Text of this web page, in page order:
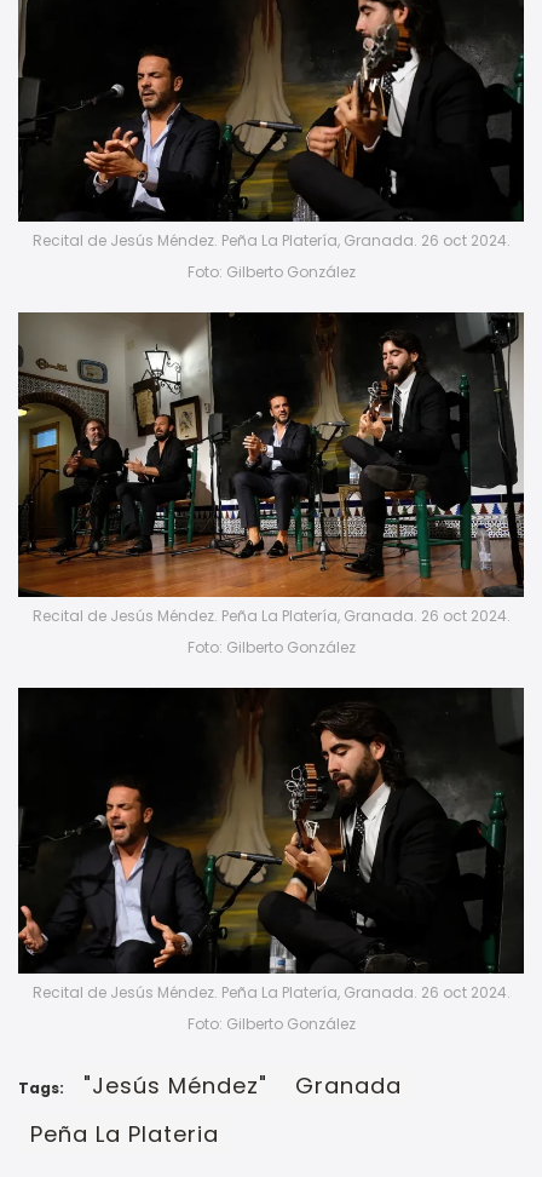
Recital de Jesús Méndez. Peña La Platería, Granada. 26 oct 2024.
Foto: Gilberto González
Recital de Jesús Méndez. Peña La Platería, Granada. 26 oct 2024.
Foto: Gilberto González
Recital de Jesús Méndez. Peña La Platería, Granada. 26 oct 2024.
Foto: Gilberto González
Tags: "Jesús Méndez"
Granada
Peña La Plateria